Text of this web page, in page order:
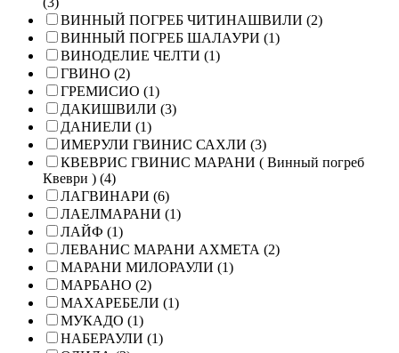
ВИННЫЙ ПОГРЕБ ЧИТИНАШВИЛИ (2)
ВИННЫЙ ПОГРЕБ ШАЛАУРИ (1)
ВИНОДЕЛИЕ ЧЕЛТИ (1)
ГВИНО (2)
ГРЕМИСИО (1)
ДАКИШВИЛИ (3)
ДАНИЕЛИ (1)
ИМЕРУЛИ ГВИНИС САХЛИ (3)
КВЕВРИС ГВИНИС МАРАНИ ( Винный погреб
Квеври ) (4)
ЛАГВИНАРИ (6)
ЛАЕЛМАРАНИ (1)
ЛАЙФ (1)
ЛЕВАНИС МАРАНИ АХМЕТА (2)
МАРАНИ МИЛОРАУЛИ (1)
МАРБАНО (2)
МАХАРЕБЕЛИ (1)
МУКАДО (1)
НАБЕРАУЛИ (1)